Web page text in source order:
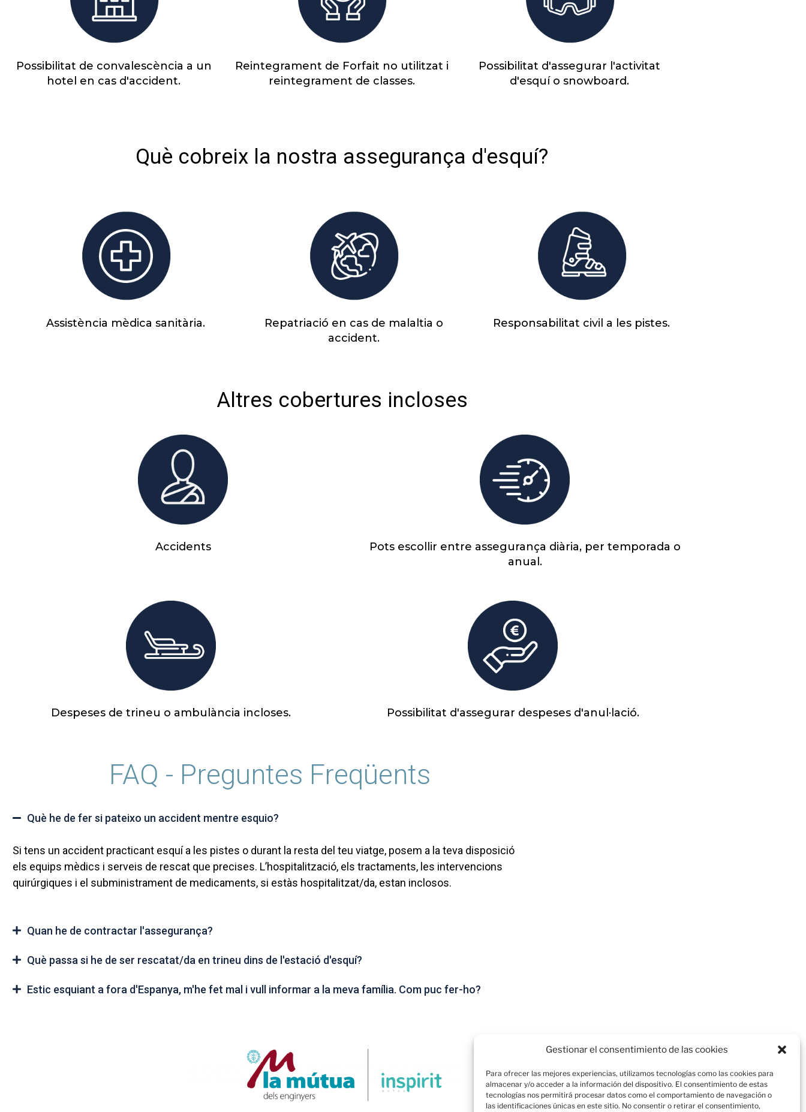
Gestionar el consentimiento de las cookies
Para ofrecer las mejores experiencias, utilizamos tecnologías como las cookies para
almacenar y/o acceder a la información del dispositivo. El consentimiento de estas
tecnologías nos permitirá procesar datos como el comportamiento de navegación o
las identificaciones únicas en este sitio. No consentir o retirar el consentimiento,
Possibilitat de convalescència a un
hotel en cas d'accident.
Reintegrament de Forfait no utilitzat i
reintegrament de classes.
Possibilitat d'assegurar l'activitat
d'esquí o snowboard.
Què cobreix la nostra assegurança d'esquí?
Assistència mèdica sanitària.
Repatriació en cas de malaltia o
accident.
Responsabilitat civil a les pistes.
Altres cobertures incloses
Accidents
Pots escollir entre assegurança diària, per temporada o
anual.
Despeses de trineu o ambulància incloses. Possibilitat d'assegurar despeses d'anul·lació.
FAQ - Preguntes Freqüents
Què he de fer si pateixo un accident mentre esquio?
Si tens un accident practicant esquí a les pistes o durant la resta del teu viatge, posem a la teva disposició
els equips mèdics i serveis de rescat que precises. L’hospitalització, els tractaments, les intervencions
quirúrgiques i el subministrament de medicaments, si estàs hospitalitzat/da, estan inclosos.
Quan he de contractar l'assegurança?
Què passa si he de ser rescatat/da en trineu dins de l'estació d'esquí?
Estic esquiant a fora d'Espanya, m'he fet mal i vull informar a la meva família. Com puc fer-ho?